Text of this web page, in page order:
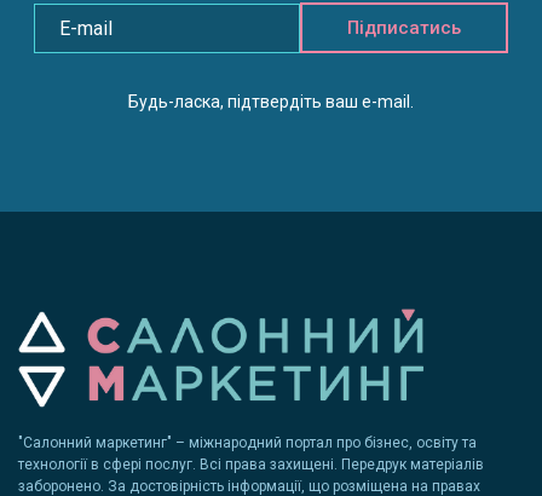
Підписатись
Будь-ласка, підтвердіть ваш e-mail.
"Салонний маркетинг" – міжнародний портал про бізнес, освіту та
технології в сфері послуг. Всі права захищені. Передрук матеріалів
заборонено. За достовірність інформації, що розміщена на правах